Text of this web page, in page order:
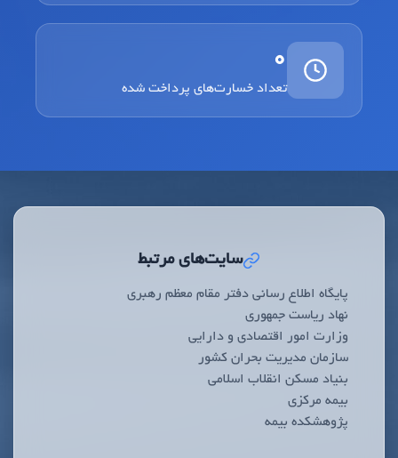
0
تعداد خسارت‌های پرداخت شده
سایت‌های مرتبط
پایگاه اطلاع رسانی دفتر مقام معظم رهبری
نهاد ریاست جمهوری
وزارت امور اقتصادی و دارایی
سازمان مدیریت بحران کشور
بنیاد مسکن انقلاب اسلامی
بیمه مرکزی
پژوهشکده بیمه